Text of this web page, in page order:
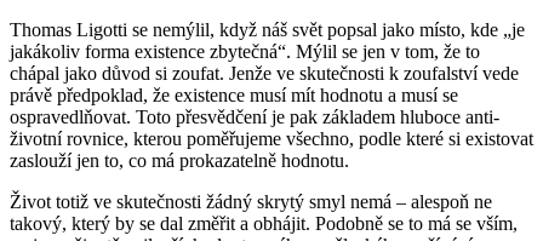
Thomas Ligotti se nemýlil, když náš svět popsal jako místo, kde „je
jakákoliv forma existence zbytečná“. Mýlil se jen v tom, že to
chápal jako důvod si zoufat. Jenže ve skutečnosti k zoufalství vede
právě předpoklad, že existence musí mít hodnotu a musí se
ospravedlňovat. Toto přesvědčení je pak základem hluboce anti-
životní rovnice, kterou poměřujeme všechno, podle které si existovat
zaslouží jen to, co má prokazatelně hodnotu.
Život totiž ve skutečnosti žádný skrytý smyl nemá – alespoň ne
takový, který by se dal změřit a obhájit. Podobně se to má se vším,